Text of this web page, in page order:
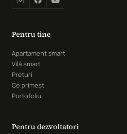
Pentru tine
Apartament smart
Vilă smart
Prețuri
Ce primești
Portofoliu
Pentru dezvoltatori